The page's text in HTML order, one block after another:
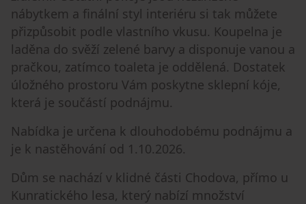
nábytkem a finální styl interiéru si tak můžete
přizpůsobit podle vlastního vkusu. Koupelna je
laděna do svěží zelené barvy a disponuje vanou a
pračkou, zatímco toaleta je oddělená. Dostatek
úložného prostoru Vám poskytne sklepní kóje,
která je součástí podnájmu.
Nabídka je určena k dlouhodobému podnájmu a
je k nastěhování od 1.10.2026.
Dům se nachází v klidné části Chodova, přímo u
Kunratického lesa, který nabízí množství